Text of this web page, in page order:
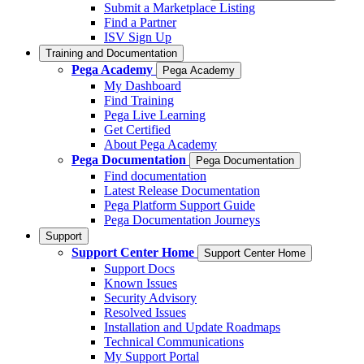
Submit a Marketplace Listing
Find a Partner
ISV Sign Up
Training and Documentation
Pega Academy Pega Academy
My Dashboard
Find Training
Pega Live Learning
Get Certified
About Pega Academy
Pega Documentation
Pega Documentation
Find documentation
Latest Release Documentation
Pega Platform Support Guide
Pega Documentation Journeys
Support
Support Center Home Support Center Home
Support Docs
Known Issues
Security Advisory
Resolved Issues
Installation and Update Roadmaps
Technical Communications
My Support Portal